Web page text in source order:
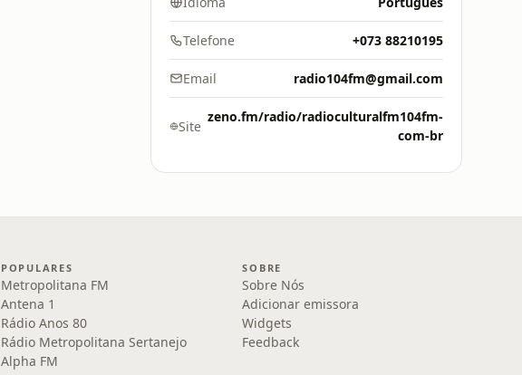
Telefone +073 88210195
Email radio104fm@gmail.com
Site
zeno.fm/radio/radioculturalfm104fm-
com-br
POPULARES
Metropolitana FM
Antena 1
Rádio Anos 80
Rádio Metropolitana Sertanejo
Alpha FM
SOBRE
Sobre Nós
Adicionar emissora
Widgets
Feedback